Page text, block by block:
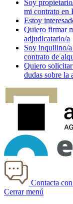
Soy
mi contrato en
Estoy
Quiero firmar
adjudicatario/a
Soy inquilino/a
contrato de
Quiero
dudas sobre la
Contacta
Cerrar menú